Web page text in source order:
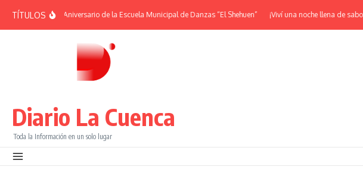
TÍTULOS| 38° Aniversario de la Escuela Municipal de Danzas “El Shehuen” ¡Viví una noche llena de sabores!
Diario La Cuenca
Toda la Información en un solo lugar